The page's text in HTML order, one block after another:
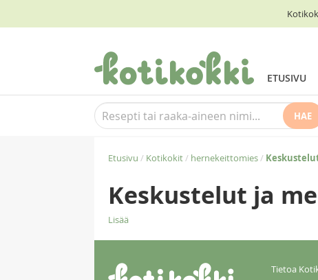
ETUSIVU
HAE
Etusivu / Kotikokit/ hernekeittomies/
Keskustelut ja
Lisää
Tietoa